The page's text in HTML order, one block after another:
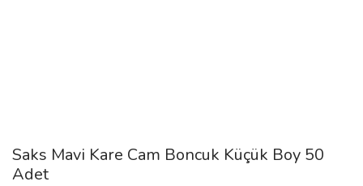
Saks Mavi Kare Cam Boncuk Küçük Boy 50
Adet